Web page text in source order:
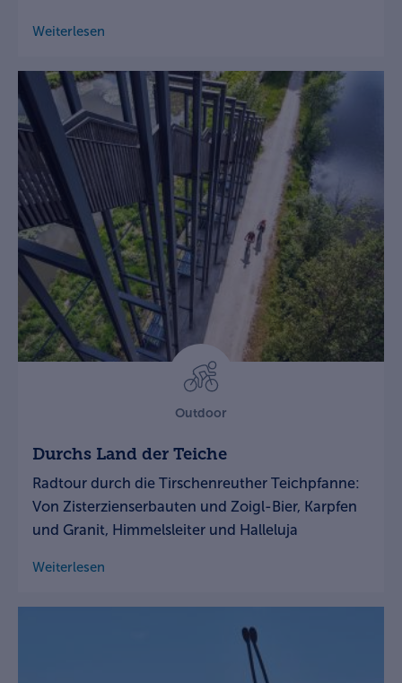
Weiterlesen
Outdoor
Durchs Land der Teiche
Radtour durch die Tirschenreuther Teichpfanne:
Von Zisterzienserbauten und Zoigl-Bier, Karpfen
und Granit, Himmelsleiter und Halleluja
Weiterlesen